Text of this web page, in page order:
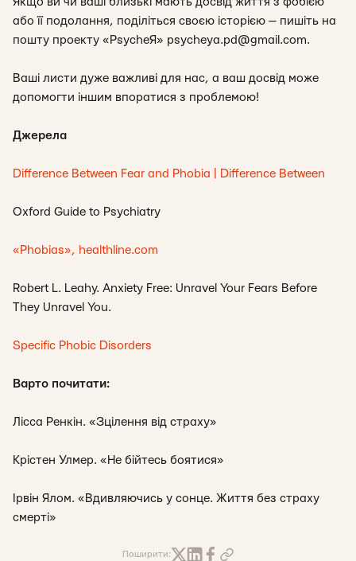
або її подолання, поділіться своєю історією — пишіть на
пошту проекту «PsycheЯ» psycheya.pd@gmail.com.
Ваші листи дуже важливі для нас, а ваш досвід може
допомогти іншим впоратися з проблемою!
Джерела
Difference Between Fear and Phobia | Difference Between
Oxford Guide to Psychiatry
«Phobias», healthline.com
Robert L. Leahy. Anxiety Free: Unravel Your Fears Before
They Unravel You.
Specific Phobic Disorders
Варто почитати:
Лісса Ренкін. «Зцілення від страху»
Крістен Улмер. «Не бійтесь боятися»
Ірвін Ялом. «Вдивляючись у сонце. Життя без страху
смерті»
Поширити: